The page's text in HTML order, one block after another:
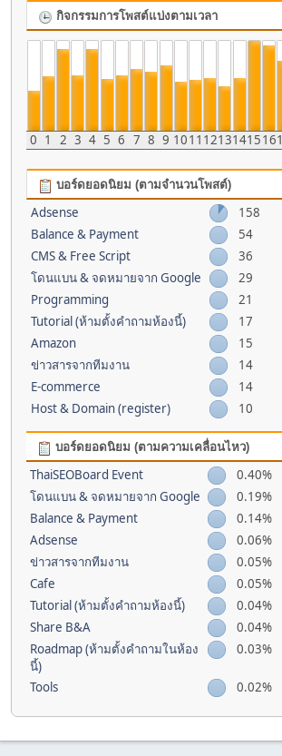
กิจกรรมการโพสต์แบ่งตามเวลา
0 1 2 3 4 5 6 7 8 9 1011 1213141516
บอร์ดยอดนิยม (ตามจำนวนโพสต์)
Adsense
158
Balance & Payment
54
CMS & Free Script
36
โดนแบน & จดหมายจาก Google
29
Programming
21
Tutorial (ห้ามตั้งคำถามห้องนี้)
17
Amazon
15
ข่าวสารจากทีมงาน
14
E-commerce
14
Host & Domain (register)
10
บอร์ดยอดนิยม (ตามความเคลื่อนไหว)
ThaiSEOBoard Event
0.40%
โดนแบน & จดหมายจาก Google
0.19%
Balance & Payment
0.14%
Adsense
0.06%
ข่าวสารจากทีมงาน
0.05%
Cafe
0.05%
Tutorial (ห้ามตั้งคำถามห้องนี้)
0.04%
Share B&A
0.04%
Roadmap (ห้ามตั้งคำถามในห้อง
นี้)
0.03%
Tools 0.02%